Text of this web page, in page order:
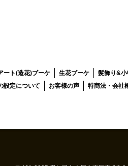
ート(造花)ブーケ 生花ブーケ 髪飾り&小
設定について お客様の声 特商法・会社